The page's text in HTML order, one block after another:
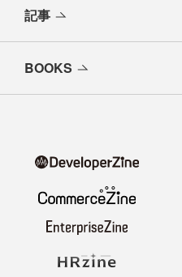
記事
BOOKS